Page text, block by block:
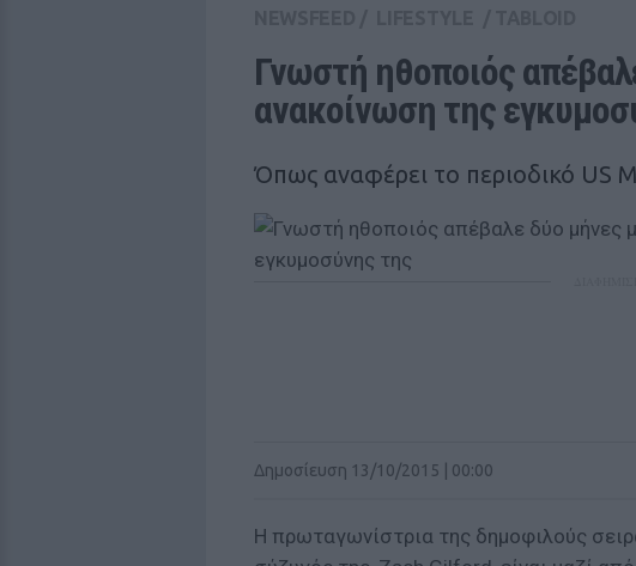
Γνωστή ηθοποιός
ανακοίνωση της
Όπως αναφέρει το περιοδικό US
Δημοσίευση 13/10/2015 | 00:00
Η πρωταγωνίστρια της δημοφιλούς